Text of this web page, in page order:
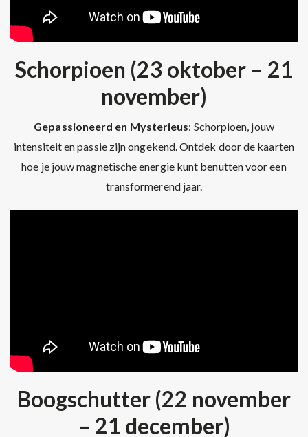
Schorpioen (23 oktober – 21
november)
Gepassioneerd en Mysterieus: Schorpioen, jouw
intensiteit en passie zijn ongekend. Ontdek door de kaarten
hoe je jouw magnetische energie kunt benutten voor een
transformerend jaar.
Boogschutter (22 november
– 21 december)